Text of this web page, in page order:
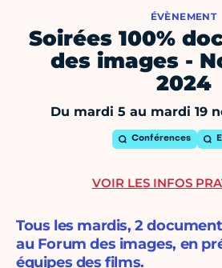
ÉVÈNEMENT
Soirées 100%
des images -
2024
Du mardi 5 au mardi 19
Conférences
Tous les mardis, 2
au Forum des images, en
équipes des films.
VOIR LES INFOS